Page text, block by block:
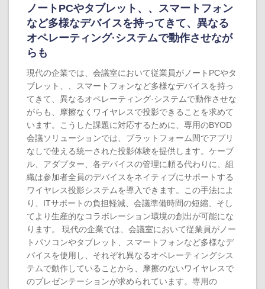
ノートPCやタブレット、、スマートフォン
など多様なデバイスを持ってきて、異なる
オペレーティング·システムで動作させなが
らも
現代の企業では、会議室において従業員がノートPCやタ
ブレット、、スマートフォンなど多様なデバイスを持っ
てきて、異なるオペレーティング·システムで動作させな
がらも、摩擦なくワイヤレスで投影できることを求めて
います。こうした課題に対応するために、専用のBYOD
会議ソリューションでは、プラットフォーム間でアプリ
なしで使える統一された投影体験を提供します。ケーブ
ル、アダプター、各デバイスの管理に頼る代わりに、組
織は参加者全員のデバイスをネイティブにサポートする
ワイヤレス投影システムを導入できます。この手法によ
り、ITサポートの負担軽減、会議準備時間の短縮、そし
てより生産的なコラボレーション環境の創出が可能にな
ります。 現代の企業では、会議室において従業員がノー
トパソコンやタブレット、スマートフォンなど多様なデ
バイスを使用し、それぞれ異なるオペレーティングシス
テムで動作していることから、摩擦のないワイヤレスで
のプレゼンテーションが求められています。専用の